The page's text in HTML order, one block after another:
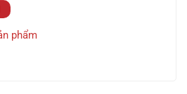
199.000 ₫.
phẩm